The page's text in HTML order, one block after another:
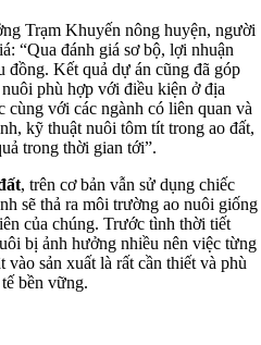
Trạm Khuyến nông huyện, người
“Qua đánh giá sơ bộ, lợi nhuận
đồng. Kết quả dự án cũng đã góp
phù hợp với điều kiện ở địa
cùng với các ngành có liên quan và
kỹ thuật nuôi tôm tít trong ao đất,
trong thời gian tới”.
, trên cơ bản vẫn sử dụng chiếc
sẽ thả ra môi trường ao nuôi giống
của chúng. Trước tình thời tiết
bị ảnh hưởng nhiều nên việc từng
sản xuất là rất cần thiết và phù
bền vững.